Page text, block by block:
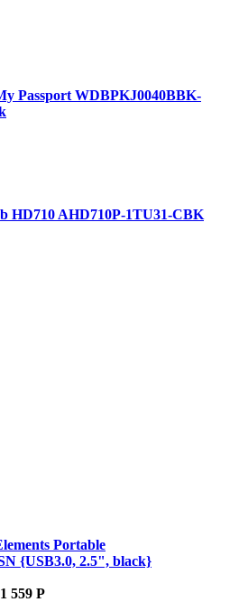
Passport WDBPKJ0040BBK-
HD710 AHD710P-1TU31-CBK
Portable
{USB3.0, 2.5", black}
1 559 Р